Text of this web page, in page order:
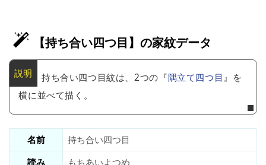
【持ち合い四つ目】の家紋データ
持ち合い四つ目紋は、2つの『隅立て四つ目』を
横に並べて描く。
名前
持ち合い四つ目
読み
もちあいよつめ